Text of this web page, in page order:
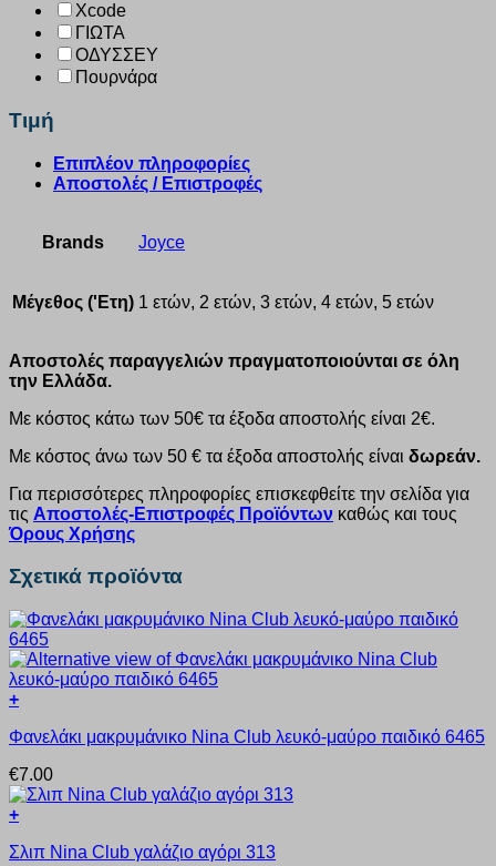
Xcode
ΓΙΩΤΑ
ΟΔΥΣΣΕΥ
Πουρνάρα
Τιμή
Επιπλέον πληροφορίες
Αποστολές / Επιστροφές
Brands Joyce
Μέγεθος ('Ετη) 1 ετών, 2 ετών, 3 ετών, 4 ετών, 5 ετών
Αποστολές παραγγελιών πραγματοποιούνται σε όλη
την Ελλάδα.
Με κόστος κάτω των 50€ τα έξοδα αποστολής είναι 2€.
Με κόστος άνω των 50 € τα έξοδα αποστολής είναι δωρεάν.
Για περισσότερες πληροφορίες επισκεφθείτε την σελίδα για
τις Αποστολές-Επιστροφές Προϊόντων καθώς και τους
Όρους Χρήσης
Σχετικά προϊόντα
+
το
έχει
πολλαπλές
παραλλαγές.
επιλογές
Φανελάκι μακρυμάνικο Nina Club λευκό-μαύρο παιδικό 6465
€7.00
+
το
Σλιπ Nina Club γαλάζιο αγόρι 313